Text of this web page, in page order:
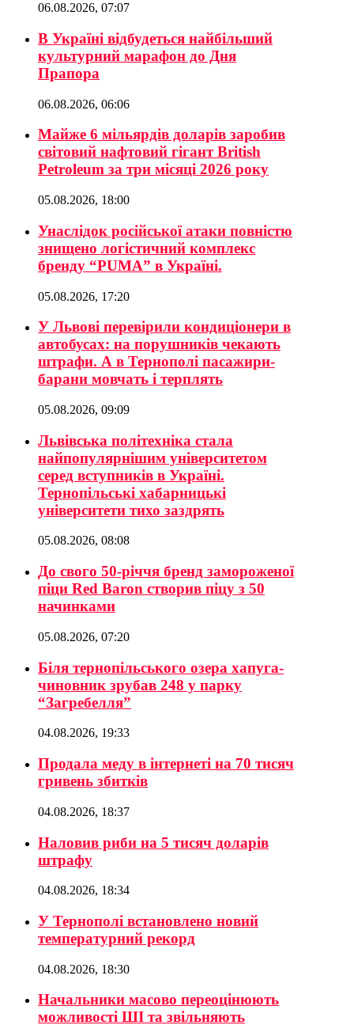
06.08.2026, 07:07
В Україні відбудеться найбільший
культурний марафон до Дня
Прапора
06.08.2026, 06:06
Майже 6 мільярдів доларів заробив
світовий нафтовий гігант British
Petroleum за три місяці 2026 року
05.08.2026, 18:00
Унаслідок російської атаки повністю
знищено логістичний комплекс
бренду “PUMA” в Україні.
05.08.2026, 17:20
У Львові перевірили кондиціонери в
автобусах: на порушників чекають
штрафи. А в Тернополі пасажири-
барани мовчать і терплять
05.08.2026, 09:09
Львівська політехніка стала
найпопулярнішим університетом
серед вступників в Україні.
Тернопільські хабарницькі
університети тихо заздрять
05.08.2026, 08:08
До свого 50-річчя бренд замороженої
піци Red Baron створив піцу з 50
начинками
05.08.2026, 07:20
Біля тернопільського озера хапуга-
чиновник зрубав 248 у парку
“Загребелля”
04.08.2026, 19:33
Продала меду в інтернеті на 70 тисяч
гривень збитків
04.08.2026, 18:37
Наловив риби на 5 тисяч доларів
штрафу
04.08.2026, 18:34
У Тернополі встановлено новий
температурний рекорд
04.08.2026, 18:30
Начальники масово переоцінюють
можливості ШІ та звільняють